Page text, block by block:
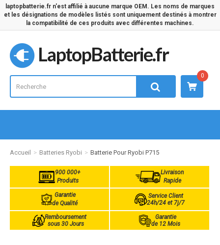
laptopbatterie.fr n'est affilié à aucune marque OEM. Les noms de marques
et les désignations de modèles listés sont uniquement destinés à montrer
la compatibilité de ces produits avec différentes machines.
LaptopBatterie.fr
0
Accueil Batteries Ryobi Batterie Pour Ryobi P715
900 000+
Produits
Livraison
Rapide
Garantie
de Qualité
Service Client
24h/24 et 7j/7
Remboursement
sous 30 Jours
Garantie
de 12 Mois